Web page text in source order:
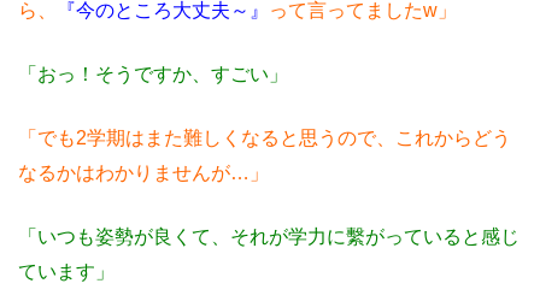
ら、
『今のところ大丈夫～』 って言ってましたw」
「おっ！そうですか、すごい」
「でも2学期はまた難しくなると思うので、これからどう
なるかはわかりませんが…」
「いつも姿勢が良くて、それが学力に繫がっていると感じ
ています」